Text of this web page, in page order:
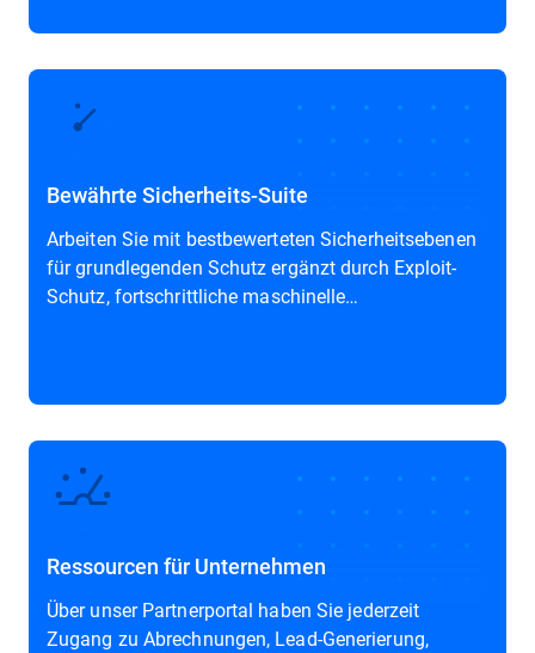
Bewährte Sicherheits-Suite
Arbeiten Sie mit bestbewerteten Sicherheitsebenen
für grundlegenden Schutz ergänzt durch Exploit-
Schutz, fortschrittliche maschinelle
Ressourcen für Unternehmen
Über unser Partnerportal haben Sie jederzeit
Zugang zu Abrechnungen, Lead-Generierung,